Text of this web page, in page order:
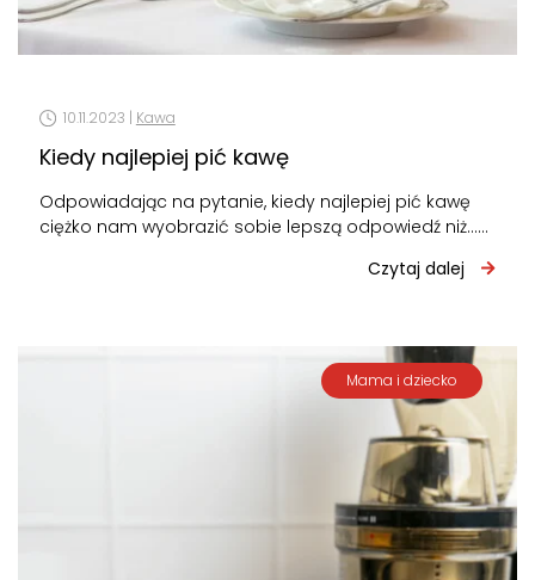
10.11.2023 | Kawa
Kiedy najlepiej pić kawę
Odpowiadając na pytanie, kiedy najlepiej pić kawę
ciężko nam wyobrazić sobie lepszą odpowiedź niż...
Czytaj dalej
Mama i dziecko